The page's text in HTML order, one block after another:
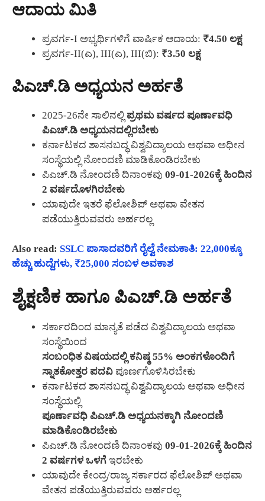
ಆದಾಯ ಮಿತಿ
ಪ್ರವರ್ಗ-I ಅಭ್ಯರ್ಥಿಗಳಿಗೆ ವಾರ್ಷಿಕ ಆದಾಯ: ₹4.50 ಲಕ್ಷ
ಪ್ರವರ್ಗ-II(ಎ), III(ಎ), III(ಬಿ): ₹3.50 ಲಕ್ಷ
ಪಿಎಚ್.ಡಿ ಅಧ್ಯಯನ ಅರ್ಹತೆ
2025-26ನೇ ಸಾಲಿನಲ್ಲಿ ಪ್ರಥಮ ವರ್ಷದ ಪೂರ್ಣಾವಧಿ
ಪಿಎಚ್.ಡಿ ಅಧ್ಯಯನದಲ್ಲಿರಬೇಕು
ಕರ್ನಾಟಕದ ಶಾಸನಬದ್ಧ ವಿಶ್ವವಿದ್ಯಾಲಯ ಅಥವಾ ಅಧೀನ
ಸಂಸ್ಥೆಯಲ್ಲಿ ನೋಂದಣಿ ಮಾಡಿಕೊಂಡಿರಬೇಕು
ಪಿಎಚ್.ಡಿ ನೋಂದಣಿ ದಿನಾಂಕವು 09-01-2026ಕ್ಕೆ ಹಿಂದಿನ
2 ವರ್ಷದೊಳಗಿರಬೇಕು
ಯಾವುದೇ ಇತರೆ ಫೆಲೋಶಿಪ್ ಅಥವಾ ವೇತನ
ಪಡೆಯುತ್ತಿರುವವರು ಅರ್ಹರಲ್ಲ
Also read: SSLC ಪಾಸಾದವರಿಗೆ ರೈಲ್ವೆ ನೇಮಕಾತಿ: 22,000ಕ್ಕೂ
ಹೆಚ್ಚು ಹುದ್ದೆಗಳು, ₹25,000 ಸಂಬಳ ಅವಕಾಶ
ಶೈಕ್ಷಣಿಕ ಹಾಗೂ ಪಿಎಚ್.ಡಿ ಅರ್ಹತೆ
ಸರ್ಕಾರದಿಂದ ಮಾನ್ಯತೆ ಪಡೆದ ವಿಶ್ವವಿದ್ಯಾಲಯ ಅಥವಾ
ಸಂಸ್ಥೆಯಿಂದ
ಸಂಬಂಧಿತ ವಿಷಯದಲ್ಲಿ ಕನಿಷ್ಠ 55% ಅಂಕಗಳೊಂದಿಗೆ
ಸ್ನಾತಕೋತ್ತರ ಪದವಿ ಪೂರ್ಣಗೊಳಿಸಿರಬೇಕು
ಕರ್ನಾಟಕದ ಶಾಸನಬದ್ಧ ವಿಶ್ವವಿದ್ಯಾಲಯ ಅಥವಾ ಅಧೀನ
ಸಂಸ್ಥೆಯಲ್ಲಿ
ಪೂರ್ಣಾವಧಿ ಪಿಎಚ್.ಡಿ ಅಧ್ಯಯನಕ್ಕಾಗಿ ನೋಂದಣಿ
ಮಾಡಿಕೊಂಡಿರಬೇಕು
ಪಿಎಚ್.ಡಿ ನೋಂದಣಿ ದಿನಾಂಕವು 09-01-2026ಕ್ಕೆ ಹಿಂದಿನ
2 ವರ್ಷಗಳ ಒಳಗೆ ಇರಬೇಕು
ಯಾವುದೇ ಕೇಂದ್ರ/ರಾಜ್ಯ ಸರ್ಕಾರದ ಫೆಲೋಶಿಪ್ ಅಥವಾ
ವೇತನ ಪಡೆಯುತ್ತಿರುವವರು ಅರ್ಹರಲ್ಲ